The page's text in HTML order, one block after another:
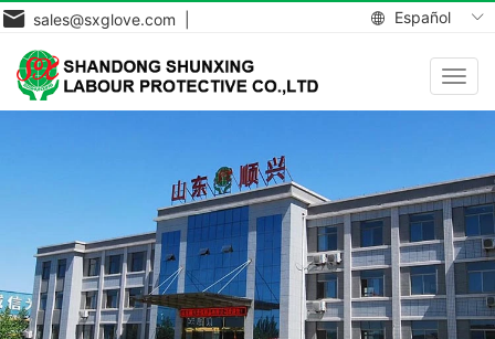
Español
sales@sxglove.com |